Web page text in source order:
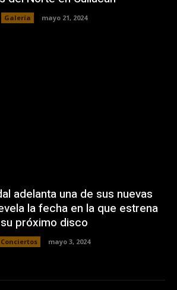
Galería mayo 21, 2024
adelanta una de sus nuevas
la fecha en la que estrena
su próximo disco
Conciertos mayo 3, 2024